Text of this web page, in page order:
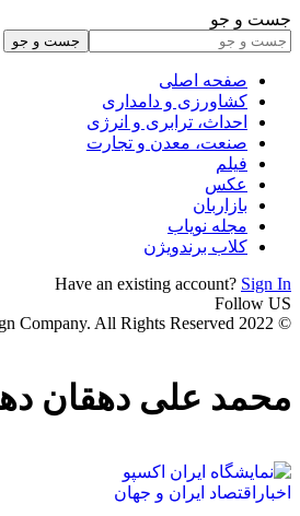
جست و جو
صفحه اصلی
کشاورزی و دامداری
احداث، ترابری و انرژی
صنعت، معدن و تجارت
فیلم
عکس
بازاربان
مجله نویاب
کلاب برندویژن
Have an existing account? Sign In
Follow US
© 2022 Foxiz News Network. Ruby Design Company. All Rights Reserved.
محمد علی دهقان
اخبار اقتصاد ایران و جهان